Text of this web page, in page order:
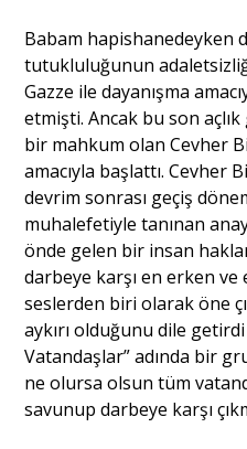
Babam hapishanedeyken
tutukluluğunun
Gazze ile dayanışma
etmişti. Ancak bu son
bir mahkum olan Cevher
amacıyla başlattı. Cevher
devrim sonrası geçiş
muhalefetiyle tanınan
önde gelen bir insan
darbeye karşı en erken ve
seslerden biri olarak öne
aykırı olduğunu dile
Vatandaşlar” adında bir
ne olursa olsun tüm
savunup darbeye karşı